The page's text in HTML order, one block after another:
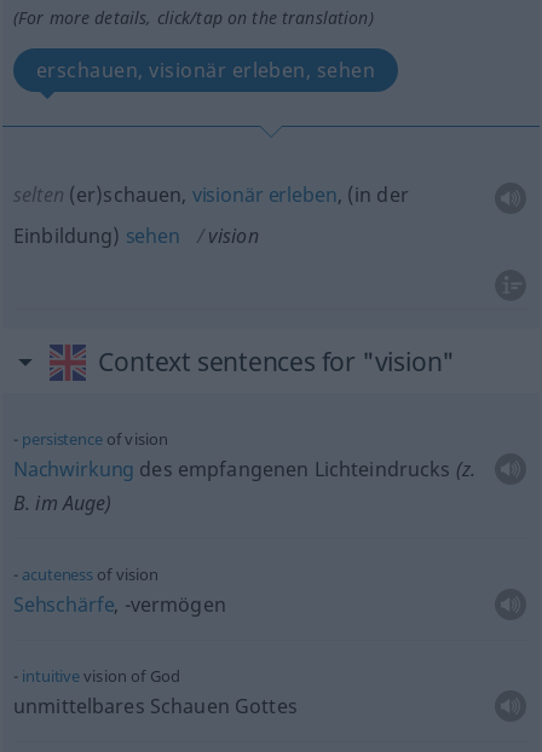
(For more details, click/tap on the translation)
erschauen, visionär erleben, sehen
selten (er)schauen, visionär erleben, (in der
Einbildung) sehen vision
Context sentences for "vision"
persistenceof vision
Nachwirkung des empfangenen Lichteindrucks (z.
B. im Auge)
acuteness of vision
Sehschärfe, -vermögen
intuitivevision of God
unmittelbares Schauen Gottes